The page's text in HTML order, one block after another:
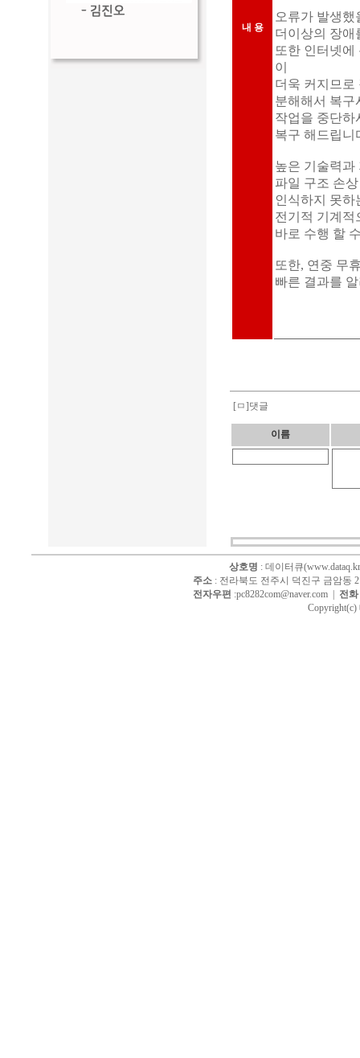
내 용
오류가 발생했
더이상의 장애
또한 인터넷
이
더욱 커지므로
분해해서 복구
작업을 중단하
복구 해드립니
높은 기술력과
파일 구조 손
인식하지 못
전기적 기계적
바로 수행 할
또한, 연중 무
빠른 결과를
[ㅁ]댓글
이름
상호명 : 데이터큐
주소 : 전라북도 전주시 덕진구 금암동
전자우편 :pc8282com@naver.com | 전화
Copyright(c)